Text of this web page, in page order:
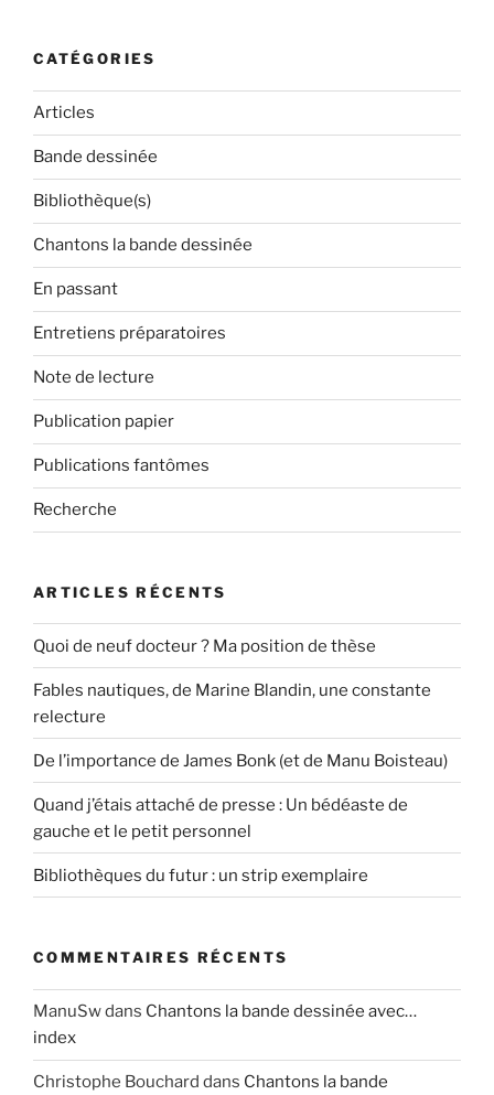
CATÉGORIES
Articles
Bande dessinée
Bibliothèque(s)
Chantons la bande dessinée
En passant
Entretiens préparatoires
Note de lecture
Publication papier
Publications fantômes
Recherche
ARTICLES RÉCENTS
Quoi de neuf docteur ? Ma position de thèse
Fables nautiques, de Marine Blandin, une constante
relecture
De l’importance de James Bonk (et de Manu Boisteau)
Quand j’étais attaché de presse : Un bédéaste de
gauche et le petit personnel
Bibliothèques du futur : un strip exemplaire
COMMENTAIRES RÉCENTS
ManuSwdans Chantons la bande dessinée avec…
index
Christophe Bouchard dans Chantons la bande